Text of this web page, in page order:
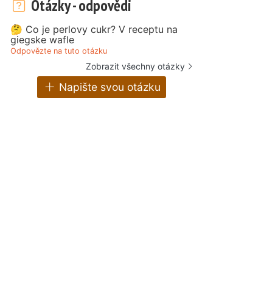
Otázky - odpovědi
🤔 Co je perlovy cukr? V receptu na
giegske wafle
Odpovězte na tuto otázku
Zobrazit všechny otázky
Napište svou otázku